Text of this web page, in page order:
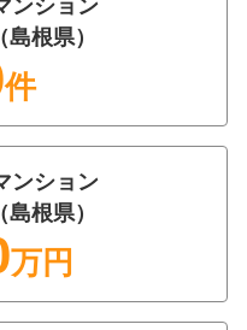
ンション
島根県）
件
ンション
島根県）
万円